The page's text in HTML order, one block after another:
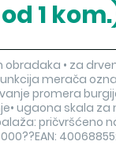
1
• za
merača
promera
ugaona skala za
pričvršćeno